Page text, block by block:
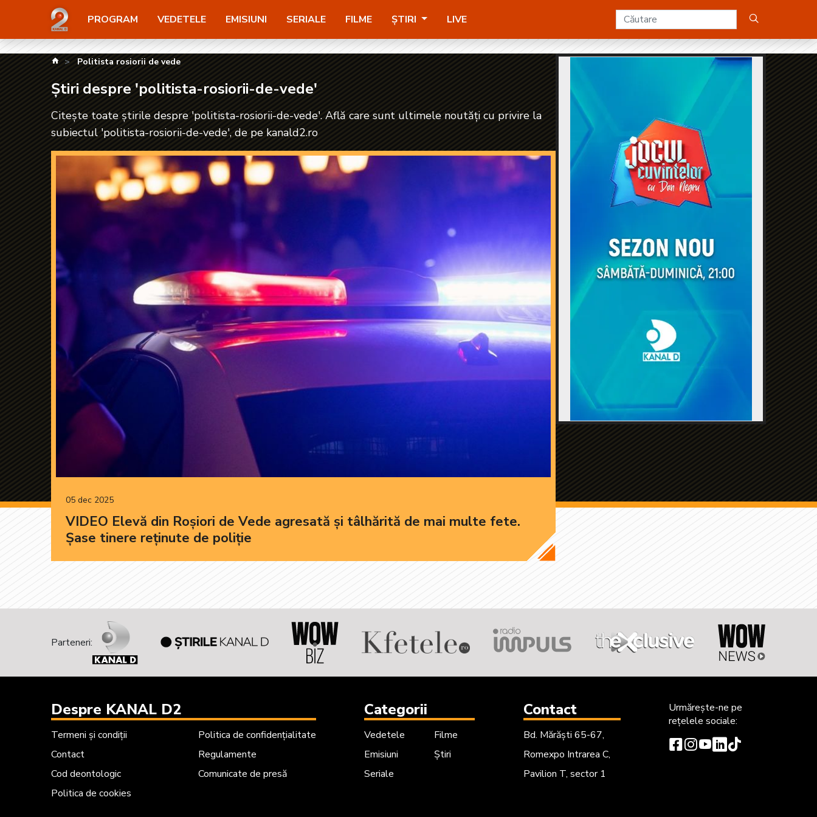
Știri despre 'politista-rosiorii-de-vede'| kanald2.ro
PROGRAM VEDETELE EMISIUNI SERIALE FILME ȘTIRI LIVE
kanald.ro
Politista rosiorii de vede
Știri despre 'politista-rosiorii-de-vede'
Citește toate știrile despre 'politista-rosiorii-de-vede'. Află care sunt ultimele noutăți cu privire la
subiectul 'politista-rosiorii-de-vede', de pe kanald2.ro
05 dec 2025
VIDEO Elevă din Roșiori de Vede agresată și tâlhărită de mai multe fete.
Șase tinere reținute de poliție
Parteneri:
Despre KANAL D2
Termeni și condiții
Contact
Cod deontologic
Politica de cookies
Politica de confidențialitate
Regulamente
Comunicate de presă
Categorii
Vedetele
Emisiuni
Seriale
Filme
Știri
Contact
Bd. Mărăști 65-67,
Romexpo Intrarea C,
Pavilion T, sector 1
Urmărește-ne pe
rețelele sociale: